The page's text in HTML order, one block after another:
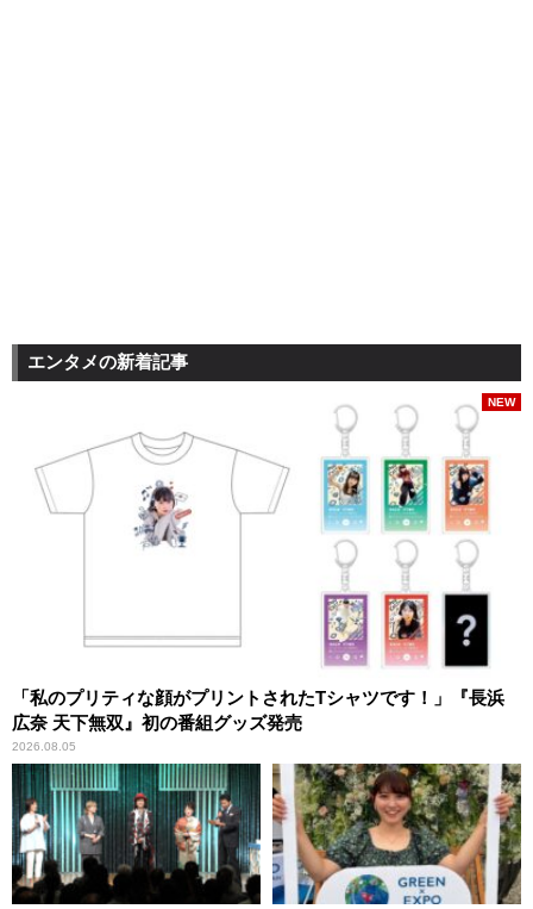
エンタメの新着記事
「私のプリティな顔がプリントされたTシャツです！」『長浜
広奈 天下無双』初の番組グッズ発売
2026.08.05
NEW